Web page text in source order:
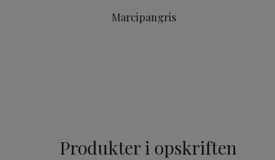
Marcipangris
Produkter i opskriften